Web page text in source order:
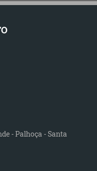
- Palhoça - Santa